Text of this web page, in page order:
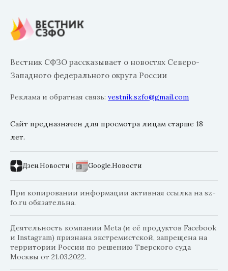
Вестник СФЗО рассказывает о новостях Северо-
Западного федерального округа России
Реклама и обратная связь: vestnik.szfo@gmail.com
Сайт предназначен для просмотра лицам старше 18
лет.
Дзен.Новости | Google.Новости
При копировании информации активная ссылка на sz-
fo.ru обязательна.
Деятельность компании Meta (и её продуктов Facebook
и Instagram) признана экстремистской, запрещена на
территории России по решению Тверского суда
Москвы от 21.03.2022.